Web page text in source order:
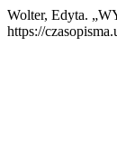
Wolter, Edyta.
https://